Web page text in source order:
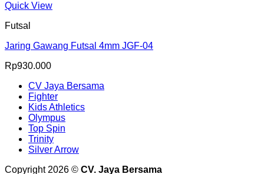
Quick View
Futsal
Jaring Gawang Futsal 4mm JGF-04
Rp930.000
CV Jaya Bersama
Fighter
Kids Athletics
Olympus
Top Spin
Trinity
Silver Arrow
Copyright 2026 © CV. Jaya Bersama